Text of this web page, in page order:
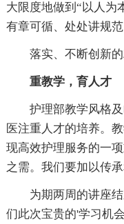
大限度地做到“以人为
有章可循、处处讲规
落实、不断创新的
重教学，育人才
护理部教学风格及
医注重人才的培养。
现高效护理服务的一
之需。我们要加以传承
为期两周的讲座结
们此次宝贵的'学习机